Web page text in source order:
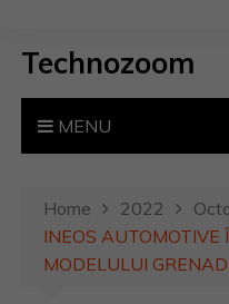
Technozoom
MENU
Home 2022
INEOS AUTOMOTIVE
MODELULUI